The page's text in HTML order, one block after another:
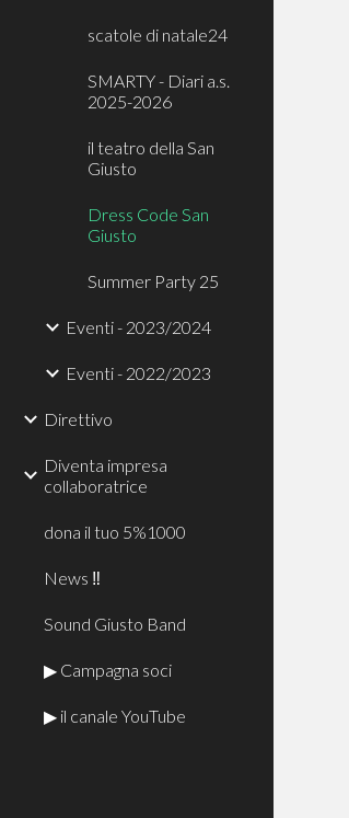
scatole di natale24
SMARTY - Diari a.s.
2025-2026
il teatro della San
Giusto
Dress Code San
Giusto
Summer Party 25
Eventi - 2023/2024
Eventi - 2022/2023
Direttivo
Diventa impresa
collaboratrice
dona il tuo 5%1000
News ‼
Sound Giusto Band
▶ Campagna soci
▶ il canale YouTube